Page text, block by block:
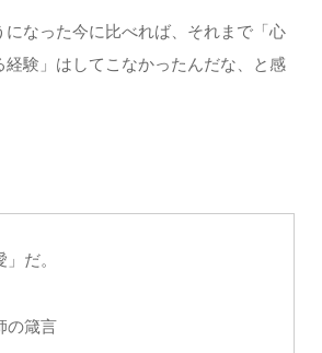
になった今に比べれば、それまで「心
経験」はしてこなかったんだな、と感
だ。
箴言